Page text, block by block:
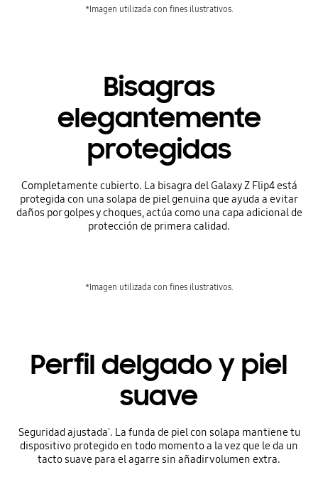
*Imagen utilizada con fines ilustrativos.
Bisagras
elegantemente
protegidas
Completamente cubierto. La bisagra del Galaxy Z Flip4 está
protegida con una solapa de piel genuina que ayuda a evitar
daños por golpes y choques, actúa como una capa adicional de
protección de primera calidad.
*Imagen utilizada con fines ilustrativos.
Perfil delgado y piel
suave
Seguridad ajustada'. La funda de piel con solapa mantiene tu
dispositivo protegido en todo momento a la vez que le da un
tacto suave para el agarre sin añadir volumen extra.